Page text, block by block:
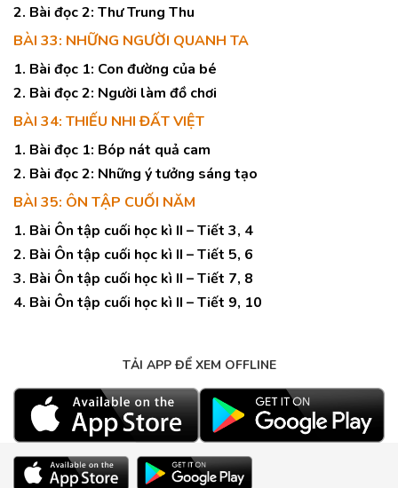
2. Bài đọc 2: Thư Trung Thu
BÀI 33: NHỮNG NGƯỜI QUANH TA
1. Bài đọc 1: Con đường của bé
2. Bài đọc 2: Người làm đồ chơi
BÀI 34: THIẾU NHI ĐẤT VIỆT
1. Bài đọc 1: Bóp nát quả cam
2. Bài đọc 2: Những ý tưởng sáng tạo
BÀI 35: ÔN TẬP CUỐI NĂM
1. Bài Ôn tập cuối học kì II – Tiết 3, 4
2. Bài Ôn tập cuối học kì II – Tiết 5, 6
3. Bài Ôn tập cuối học kì II – Tiết 7, 8
4. Bài Ôn tập cuối học kì II – Tiết 9, 10
TẢI APP ĐỂ XEM OFFLINE